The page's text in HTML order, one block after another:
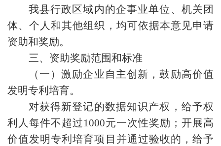
我县行政区域内的企事业单位、机关团
体、个人和其他组织，均可依据本意见申请
资助和奖励。
三、资助奖励范围和标准
（一）激励企业自主创新，鼓励高价值
发明专利培育。
对获得新登记的数据知识产权，给予权
利人每件不超过1000元一次性奖励；开展高
价值发明专利培育项目并通过验收的，给予